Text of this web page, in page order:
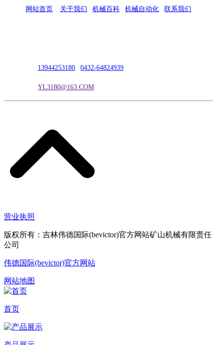
网站首页 关于我们 机械百科 机械自动化 联系我们
13944253180 0432-64824939
YL3180@163.COM
营业执照
版权所有：吉林伟德国际(bevictor)官方网站矿山机械有限责任
公司
伟德国际(bevictor)官方网站
网站地图
首页